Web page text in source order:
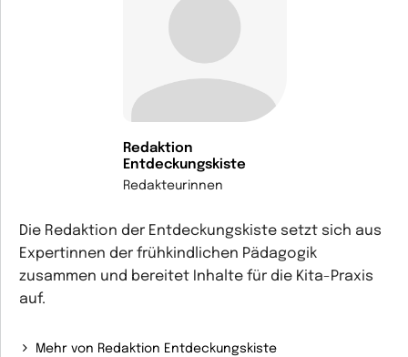
Redaktion
Entdeckungskiste
Redakteurinnen
Die Redaktion der Entdeckungskiste setzt sich aus
Expertinnen der frühkindlichen Pädagogik
zusammen und bereitet Inhalte für die Kita-Praxis
auf.
Mehr von Redaktion Entdeckungskiste